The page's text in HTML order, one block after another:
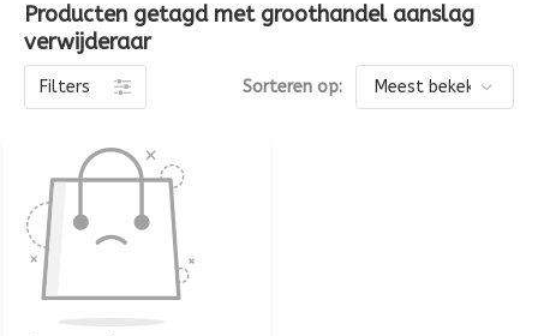
Producten getagd met groothandel aanslag
verwijderaar
Filters Sorteren op: